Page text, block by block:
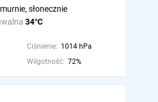
34°C
słonecznie
Ciśnienie: 1014 hPa
Wilgotność: 72%